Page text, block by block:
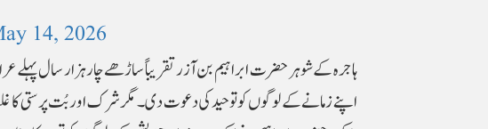
14, 2026
اپنے زمانے کے لوگوں کو توحید کی دعوت دی۔ مگر شرک اور بُت پرستی کا